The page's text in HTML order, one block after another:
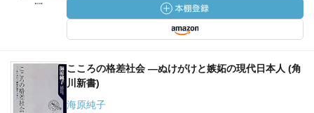
こころの格差社会 ―ぬけがけと嫉妬の現代日本人 (角
川新書)
海原純子